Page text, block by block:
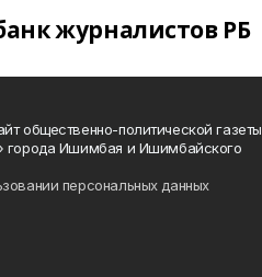
журналистов РБ
общественно-политической газеты
города Ишимбая и Ишимбайского
персональных данных